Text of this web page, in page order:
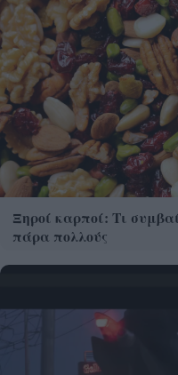
Ξηροί καρποί: Τι
πάρα πολλούς